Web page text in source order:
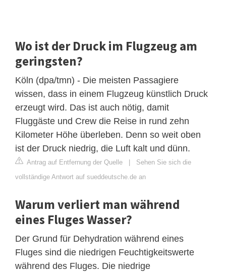
Wo ist der Druck im Flugzeug am
geringsten?
Köln (dpa/tmn) - Die meisten Passagiere
wissen, dass in einem Flugzeug künstlich Druck
erzeugt wird. Das ist auch nötig, damit
Fluggäste und Crew die Reise in rund zehn
Kilometer Höhe überleben. Denn so weit oben
ist der Druck niedrig, die Luft kalt und dünn.
Antrag auf Entfernung der Quelle | Sehen Sie sich die
vollständige Antwort auf sueddeutsche.de an
Warum verliert man während
eines Fluges Wasser?
Der Grund für Dehydration während eines
Fluges sind die niedrigen Feuchtigkeitswerte
während des Fluges. Die niedrige